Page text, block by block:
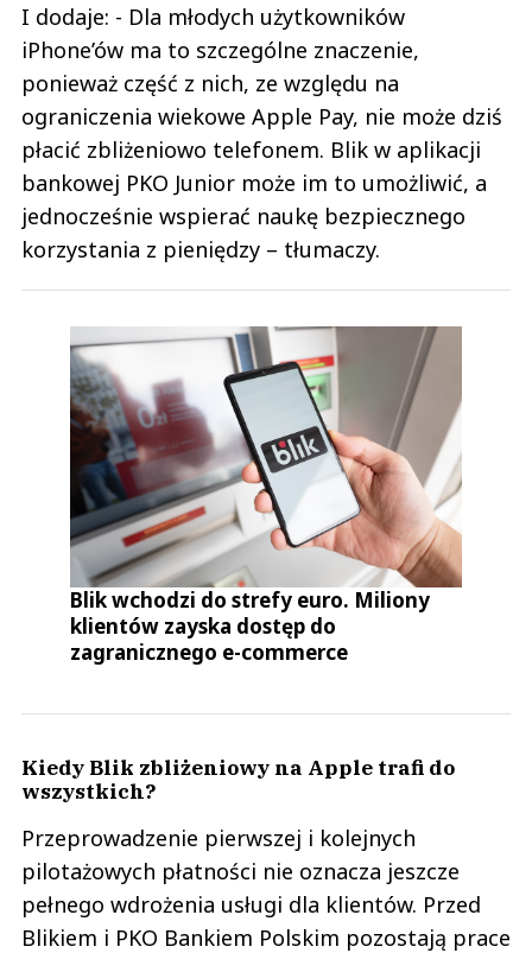
I dodaje: - Dla młodych użytkowników
iPhone’ów ma to szczególne znaczenie,
ponieważ część z nich, ze względu na
ograniczenia wiekowe Apple Pay, nie może dziś
płacić zbliżeniowo telefonem. Blik w aplikacji
bankowej PKO Junior może im to umożliwić, a
jednocześnie wspierać naukę bezpiecznego
korzystania z pieniędzy – tłumaczy.
Blik wchodzi do strefy euro. Miliony
klientów zayska dostęp do
zagranicznego e-commerce
Kiedy Blik zbliżeniowy na Apple trafi do
wszystkich?
Przeprowadzenie pierwszej i kolejnych
pilotażowych płatności nie oznacza jeszcze
pełnego wdrożenia usługi dla klientów. Przed
Blikiem i PKO Bankiem Polskim pozostają prace